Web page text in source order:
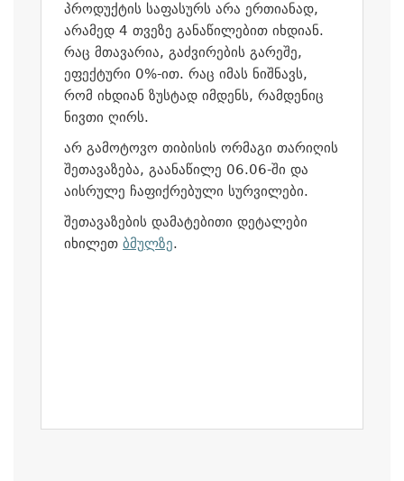
პროდუქტის საფასურს არა ერთიანად,
არამედ 4 თვეზე განაწილებით იხდიან.
რაც მთავარია, გაძვირების გარეშე,
ეფექტური 0%-ით. რაც იმას ნიშნავს,
რომ იხდიან ზუსტად იმდენს, რამდენიც
ნივთი ღირს.
არ გამოტოვო თიბისის ორმაგი თარიღის
შეთავაზება, გაანაწილე 06.06-ში და
აისრულე ჩაფიქრებული სურვილები.
შეთავაზების დამატებითი დეტალები
იხილეთ ბმულზე.